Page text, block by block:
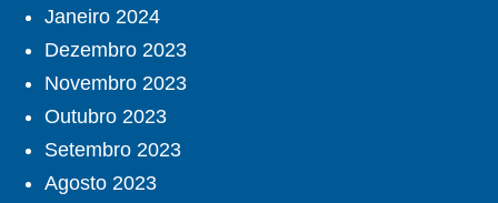
Janeiro 2024
Dezembro 2023
Novembro 2023
Outubro 2023
Setembro 2023
Agosto 2023